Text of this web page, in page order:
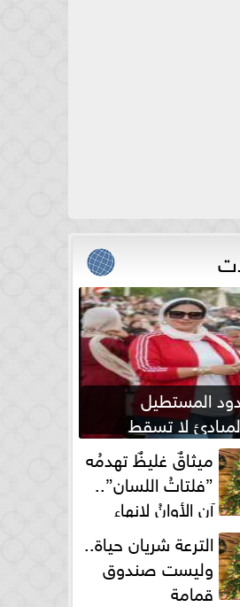
المستطيل
لا تسقط
ميثاقٌ غليظٌ تهدمُه
”فلتاتُ اللسان”..
آن الأوانُ لإنهاءِ
الشفهي!
الترعة شريان حياة..
وليست صندوق
قمامة